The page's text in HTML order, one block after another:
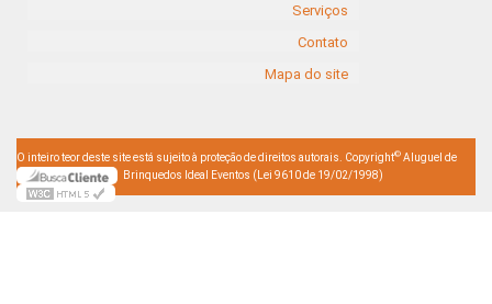
Serviços
Contato
Mapa do site
O inteiro teor deste site está sujeito à proteção de direitos autorais. Copyright© Aluguel de
Brinquedos Ideal Eventos (Lei 9610 de 19/02/1998)